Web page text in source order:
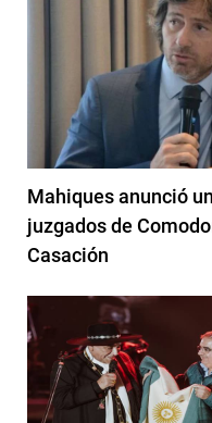
Mahiques anunció
juzgados de
Casación